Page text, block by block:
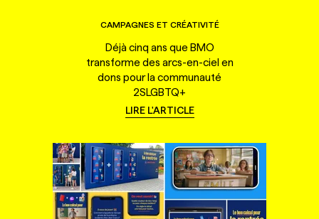
CAMPAGNES ET CRÉATIVITÉ
Déjà cinq ans que BMO
transforme des arcs-en-ciel en
dons pour la communauté
2SLGBTQ+
LIRE L'ARTICLE